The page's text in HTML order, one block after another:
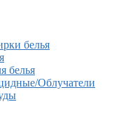
белья
белья
Облучатели